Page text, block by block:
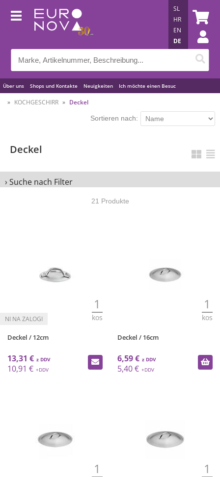
Über uns Shops und Kontakte Neuigkeiten Ich möchte einen Besuc
Nützliche Tipps
SL
HR
EN
DE
KOCHGESCHIRR Deckel
Sortieren nach:
Deckel
› Suche nach Filter
21 Produkte
1
kos
Deckel / 12cm
13,31 €
10,91 €
1
kos
Deckel / 16cm
6,59 €
5,40 €
1 1